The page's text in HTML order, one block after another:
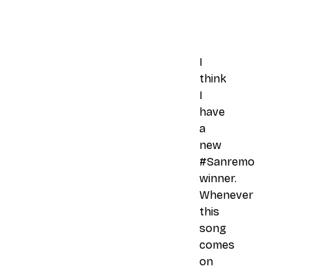
I
think
I
have
a
new
#Sanremo
winner.
Whenever
this
song
comes
on